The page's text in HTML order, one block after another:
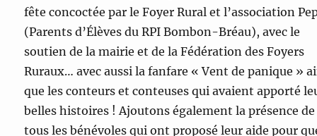
fête concoctée par le Foyer Rural et l’association
(Parents d’Élèves du RPI Bombon-Bréau), avec le
soutien de la mairie et de la Fédération des Foyers
Ruraux… avec aussi la fanfare « Vent de panique »
que les conteurs et conteuses qui avaient apporté
belles histoires ! Ajoutons également la présence de
tous les bénévoles qui ont proposé leur aide pour